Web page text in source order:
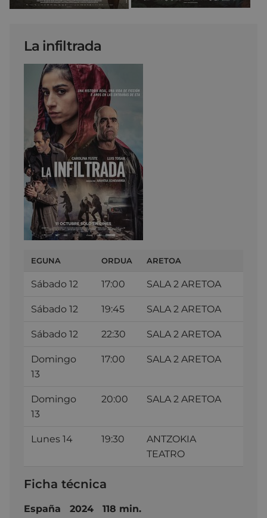
La infiltrada
EGUNA ORDUA ARETOA
Sábado 12 17:00 SALA 2 ARETOA
Sábado 12 19:45 SALA 2 ARETOA
Sábado 12 22:30 SALA 2 ARETOA
Domingo
13
17:00 SALA 2 ARETOA
Domingo
13
20:00 SALA 2 ARETOA
Lunes 14 19:30
ANTZOKIA
TEATRO
Ficha técnica
España 2024 118 min.